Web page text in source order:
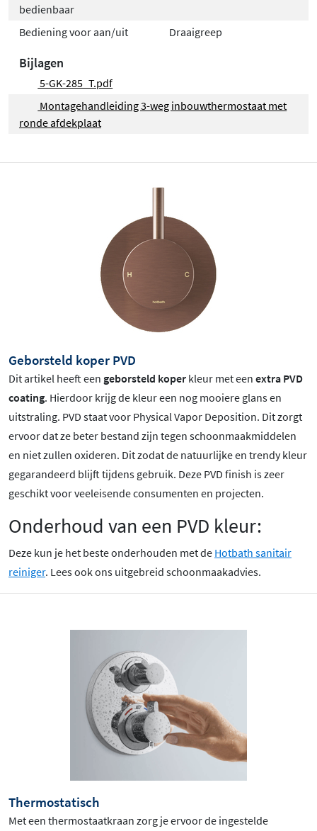
bedienbaar
Bediening voor aan/uit Draaigreep
Bijlagen
5-GK-285_T.pdf
Montagehandleiding 3-weg inbouwthermostaat met
ronde afdekplaat
Geborsteld koper PVD
Dit artikel heeft een geborsteld koper kleur met een extra PVD
coating. Hierdoor krijg de kleur een nog mooiere glans en
uitstraling. PVD staat voor Physical Vapor Deposition. Dit zorgt
ervoor dat ze beter bestand zijn tegen schoonmaakmiddelen
en niet zullen oxideren. Dit zodat de natuurlijke en trendy kleur
gegarandeerd blijft tijdens gebruik. Deze PVD finish is zeer
geschikt voor veeleisende consumenten en projecten.
Onderhoud van een PVD kleur:
Deze kun je het beste onderhouden met de Hotbath sanitair
reiniger. Lees ook ons uitgebreid schoonmaakadvies.
Thermostatisch
Met een thermostaatkraan zorg je ervoor de ingestelde